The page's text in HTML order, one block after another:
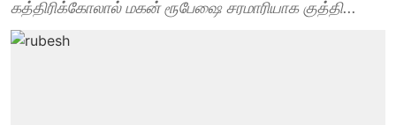
கத்திரிக்கோலால் மகன் ரூபேஷை சரமாரியாக குத்தி...